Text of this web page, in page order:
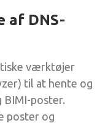
af DNS-
værktøjer
til at hente og
BIMI-poster.
poster og